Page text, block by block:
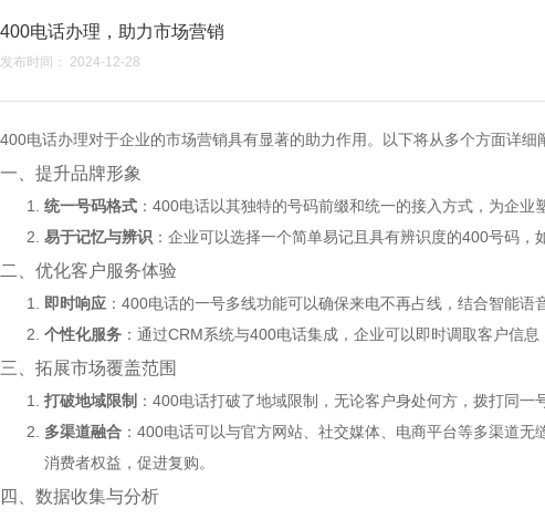
400电话办理，助力市场营销
发布时间： 2024-12-28
400电话办理对于企业的市场营销具有显著的助力作用。以下将从多个方面详细
一、提升品牌形象
统一号码格式 ：400电话以其独特的号码前缀和统一的接入方式，为企
易于记忆与辨识 ：企业可以选择一个简单易记且具有辨识度的400号码
二、优化客户服务体验
即时响应 ：400电话的一号多线功能可以确保来电不再占线，结合智能
个性化服务 ：通过CRM系统与400电话集成，企业可以即时调取客户信
三、拓展市场覆盖范围
打破地域限制 ：400电话打破了地域限制，无论客户身处何方，拨打同
多渠道融合 ：400电话可以与官方网站、社交媒体、电商平台等多渠道
消费者权益，促进复购。
四、数据收集与分析